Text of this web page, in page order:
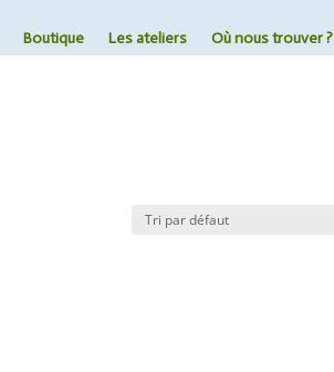
Boutique Les ateliers Où nous trouver ?